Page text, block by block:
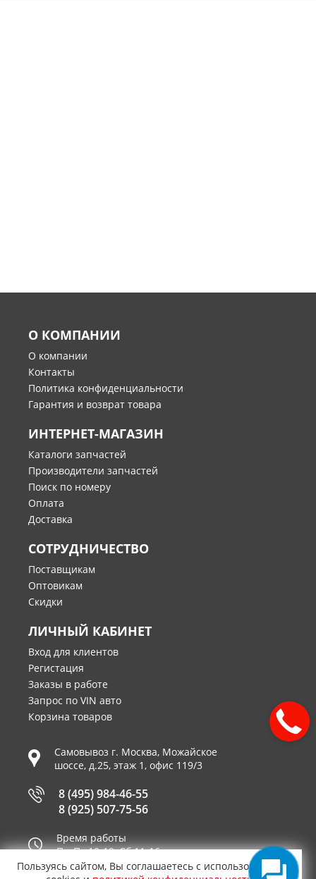
О КОМПАНИИ
О компании
Контакты
Политика конфиденциальности
Гарантия и возврат товара
ИНТЕРНЕТ-МАГАЗИН
Каталоги запчастей
Производители запчастей
Поиск по номеру
Оплата
Доставка
СОТРУДНИЧЕСТВО
Поставщикам
Оптовикам
Скидки
ЛИЧНЫЙ КАБИНЕТ
Вход для клиентов
Регистация
Заказы в работе
Запрос по VIN авто
Корзина товаров
Самовывоз г. Москва, Можайское
шоссе, д.25, этаж 1, офис 119/3
8 (495) 984-46-55
8 (925) 507-75-56
Время работы
Пн-Пт 10-19, Сб 11-16
Пользуясь сайтом, Вы соглашаетесь с использованием